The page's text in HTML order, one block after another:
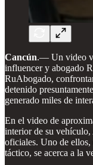
Cancún.— Un video
influencer y abogado
RuAbogado,
detenido
generado miles de
En el video de
interior de su
oficiales. Uno de ellos,
táctico, se acerca a la